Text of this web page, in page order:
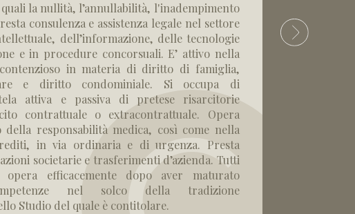
la nullità, l’annullabilità, l'inadempimento
consulenza e assistenza legale nel settore
dell’informazione, delle tecnologie
e in procedure concorsuali. E’ attivo nella
in materia di diritto di famiglia,
e diritto condominiale. Si occupa di
attiva e passiva di pretese risarcitorie
contrattuale o extracontrattuale. Opera
della responsabilità medica, così come nella
in via ordinaria e di urgenza. Presta
societarie e trasferimenti d’azienda. Tutti
efficacemente dopo aver maturato
nel solco della tradizione
Studio del quale è contitolare.